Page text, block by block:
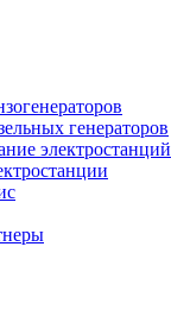
генераторов
электростанций